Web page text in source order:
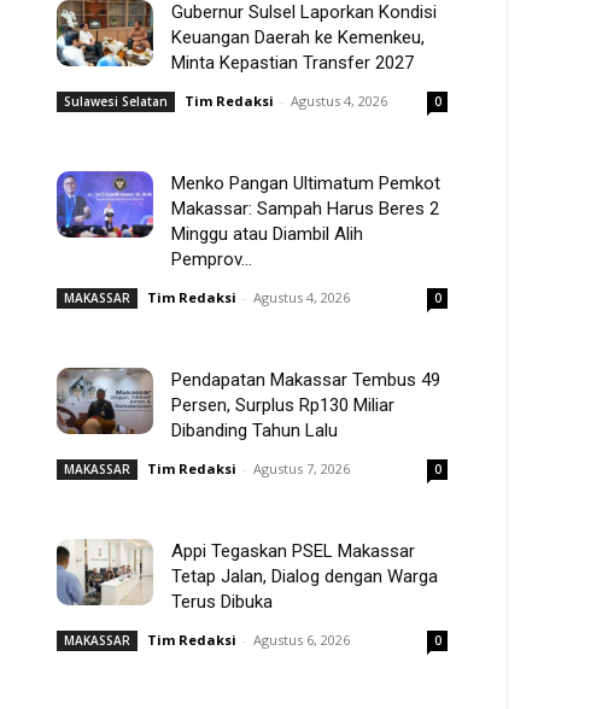
Gubernur Sulsel Laporkan Kondisi
Keuangan Daerah ke Kemenkeu,
Minta Kepastian Transfer 2027
Sulawesi Selatan Tim Redaksi - Agustus 4, 2026 0
Menko Pangan Ultimatum Pemkot
Makassar: Sampah Harus Beres 2
Minggu atau Diambil Alih
Pemprov...
MAKASSAR Tim Redaksi - Agustus 4, 2026 0
Pendapatan Makassar Tembus 49
Persen, Surplus Rp130 Miliar
Dibanding Tahun Lalu
MAKASSAR Tim Redaksi - Agustus 7, 2026 0
Appi Tegaskan PSEL Makassar
Tetap Jalan, Dialog dengan Warga
Terus Dibuka
MAKASSAR Tim Redaksi - Agustus 6, 2026 0